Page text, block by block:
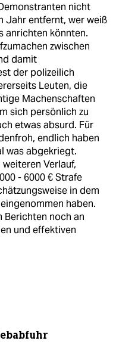
nicht
Jahr entfernt, wer weiß
anrichten könnten.
zwischen
damit
der polizeilich
Leuten, die
Machenschaften
sich persönlich zu
etwas absurd. Für
endlich haben
was abgekriegt.
Verlauf,
- 6000 € Strafe
in dem
haben.
Berichten noch an
und effektiven